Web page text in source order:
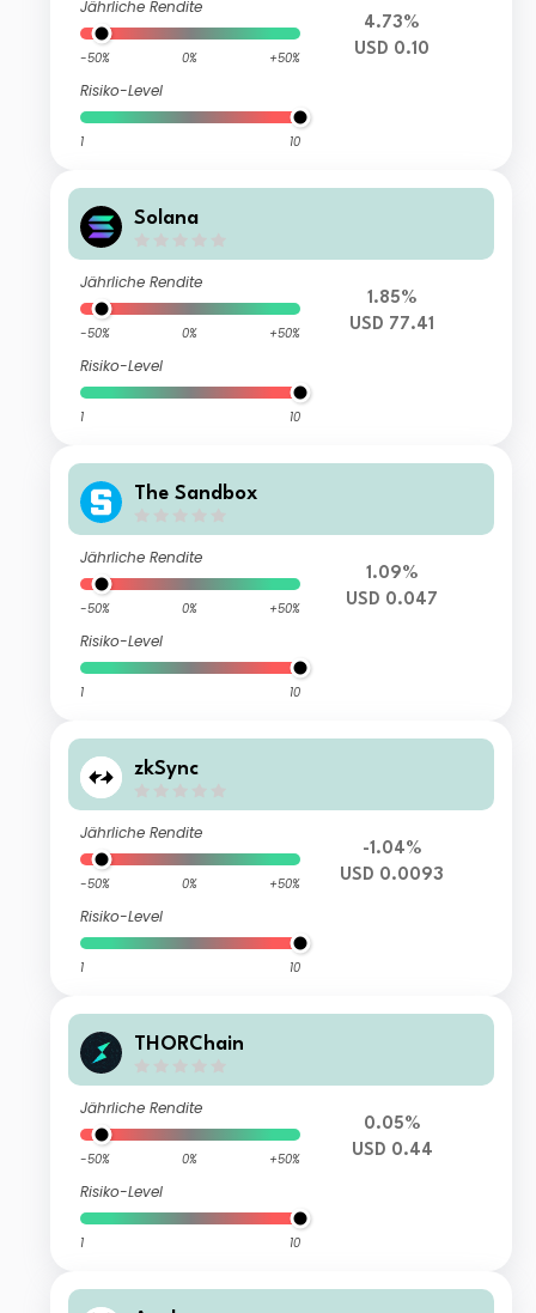
Jährliche Rendite
-50% 0% +50%
Risiko-Level
1 10
4.73%
USD 0.10
Solana
Jährliche Rendite
-50% 0% +50%
Risiko-Level
1 10
1.85%
USD 77.41
The Sandbox
Jährliche Rendite
-50% 0% +50%
Risiko-Level
1 10
1.09%
USD 0.047
zkSync
Jährliche Rendite
-50% 0% +50%
Risiko-Level
1 10
-1.04%
USD 0.0093
THORChain
Jährliche Rendite
-50% 0% +50%
Risiko-Level
1 10
0.05%
USD 0.44